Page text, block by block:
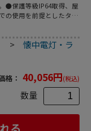
●保護等級IP64取得、屋
の使用を前提としたタフ
た部品供給体制でお客
費電力(W)：24●標準
：790●スイッチ：有
ラグ：125V15A2PE
>懐中電灯・ラ
格： 40,056円(税込)
数量